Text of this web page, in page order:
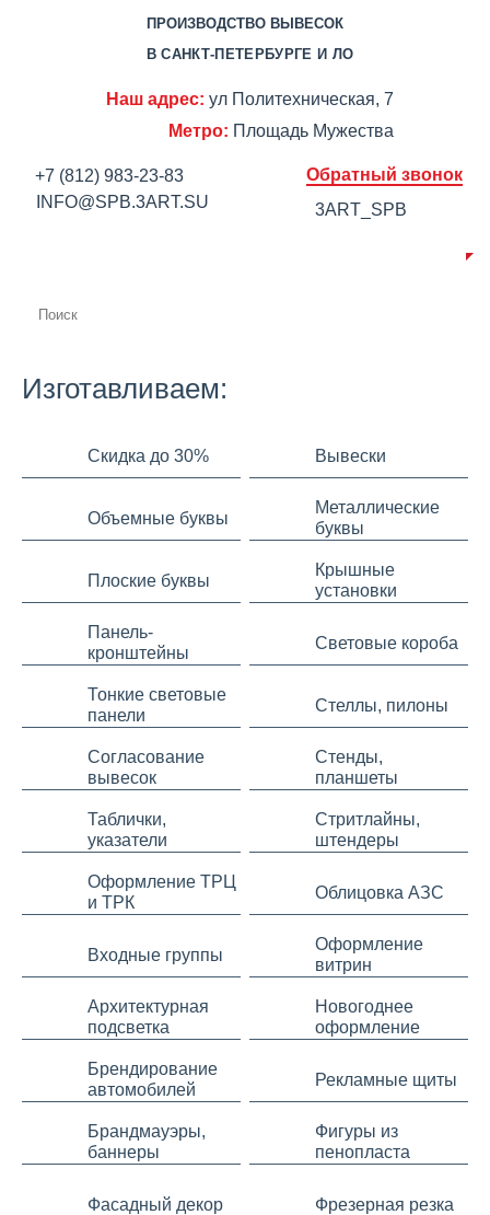
ПРОИЗВОДСТВО ВЫВЕСОК
В САНКТ-ПЕТЕРБУРГЕ И ЛО
Наш адрес: ул Политехническая, 7
Метро: Площадь Мужества
+7 (812) 983-23-83
INFO@SPB.3ART.SU
Обратный звонок
3ART_SPB
Изготавливаем:
Скидка до 30% Вывески
Объемные буквы
Металлические
буквы
Плоские буквы
Крышные
установки
Панель-
кронштейны
Световые короба
Тонкие световые
панели
Стеллы, пилоны
Согласование
вывесок
Стенды,
планшеты
Таблички,
указатели
Стритлайны,
штендеры
Оформление ТРЦ
и ТРК
Облицовка АЗС
Входные группы
Оформление
витрин
Архитектурная
подсветка
Новогоднее
оформление
Брендирование
автомобилей
Рекламные щиты
Брандмауэры,
баннеры
Фигуры из
пенопласта
Фасадный декор Фрезерная резка